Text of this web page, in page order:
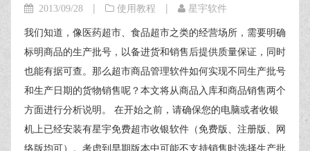
2013/09/28 | 使用教程 | 星宇软件
我们知道，像医药超市、食品超市之类的经营场所，需要明确
标明商品的生产批号，以备进货和销售后提供质量保证，同时
也能有据可查。那么超市商品管理软件如何实现不同生产批号
和生产日期的货物销售呢？本文将从商品入库和商品销售两个
方面进行分析说明。 在开始之前，请确保您的电脑或者收银
机上已经安装有星宇免费超市收银软件（免费版、注册版、网
络版均可）。考虑到早期版本中可能不支持销售时选择生产批